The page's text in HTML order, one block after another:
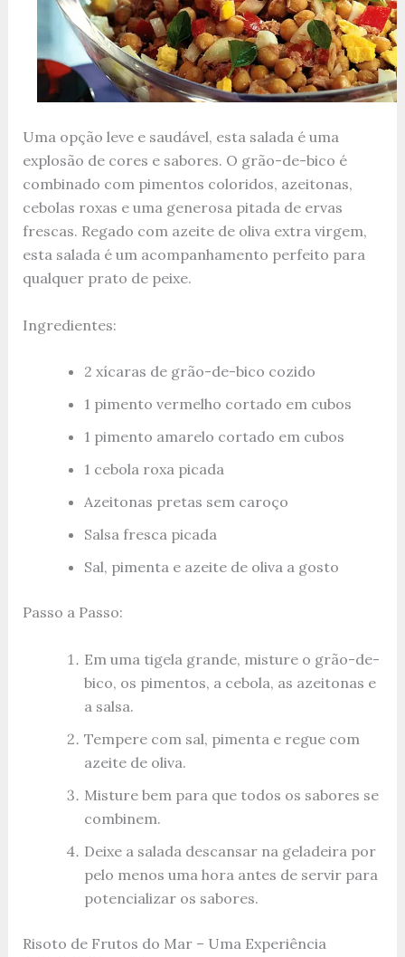
Uma opção leve e saudável, esta salada é uma
explosão de cores e sabores. O grão-de-bico é
combinado com pimentos coloridos, azeitonas,
cebolas roxas e uma generosa pitada de ervas
frescas. Regado com azeite de oliva extra virgem,
esta salada é um acompanhamento perfeito para
qualquer prato de peixe.
Ingredientes:
2 xícaras de grão-de-bico cozido
1 pimento vermelho cortado em cubos
1 pimento amarelo cortado em cubos
1 cebola roxa picada
Azeitonas pretas sem caroço
Salsa fresca picada
Sal, pimenta e azeite de oliva a gosto
Passo a Passo:
Em uma tigela grande, misture o grão-de-
bico, os pimentos, a cebola, as azeitonas e
a salsa.
Tempere com sal, pimenta e regue com
azeite de oliva.
Misture bem para que todos os sabores se
combinem.
Deixe a salada descansar na geladeira por
pelo menos uma hora antes de servir para
potencializar os sabores.
Risoto de Frutos do Mar – Uma Experiência